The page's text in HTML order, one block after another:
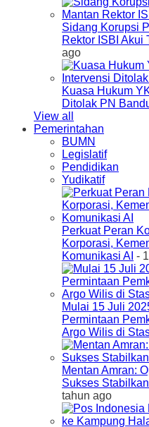
Sidang Korupsi
Rektor ISBI Akui
ago
Kuasa Hukum
Ditolak PN
View all
Pemerintahan
BUMN
Legislatif
Pendidikan
Yudikatif
Perkuat Peran
Korporasi,
Komunikasi AI -
Mulai 15 Juli
Permintaan
Argo Wilis di
Mentan Amran:
Sukses
tahun ago